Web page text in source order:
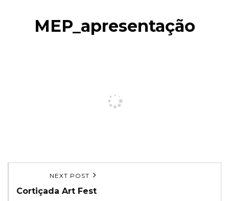
MEP_apresentação
Navegação
de
Post
NEXT POST
Cortiçada Art Fest